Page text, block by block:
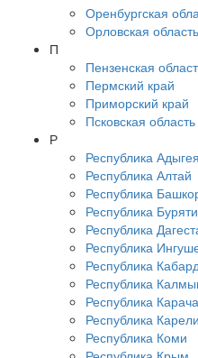
Оренбургская
Орловская область
П
Пензенская
Пермский край
Приморский край
Псковская область
Р
Республика Адыгея
Республика Алтай
Республика
Республика
Республика
Республика
Республика
Республика
Республика
Республика
Республика Коми